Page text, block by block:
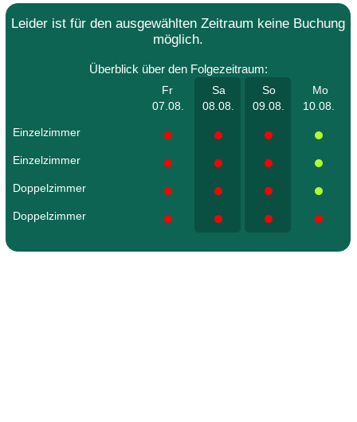
Leider ist für den ausgewählten Zeitraum keine Buchung
möglich.
Überblick über den Folgezeitraum:
Fr
07.08.
Sa
08.08.
So
09.08.
Mo
10.08.
Einzelzimmer
Einzelzimmer
Doppelzimmer
Doppelzimmer